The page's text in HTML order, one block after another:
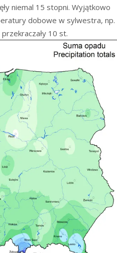
niemal 15 stopni. Wyjątkowo
dobowe w sylwestra, np.
10 st.